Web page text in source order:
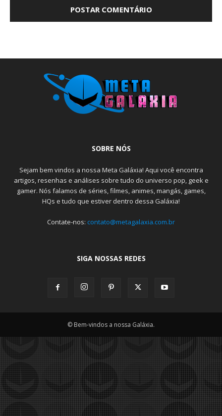
SOBRE NÓS
Sejam bem vindos a nossa Meta Galáxia! Aqui você encontra
artigos, resenhas e análises sobre tudo do universo pop, geek e
gamer. Nós falamos de séries, filmes, animes, mangás, games,
HQs e tudo que estiver dentro dessa Galáxia!
Contate-nos: contato@metagalaxia.com.br
SIGA NOSSAS REDES
© Bem-vindos a nossa Galáxia.